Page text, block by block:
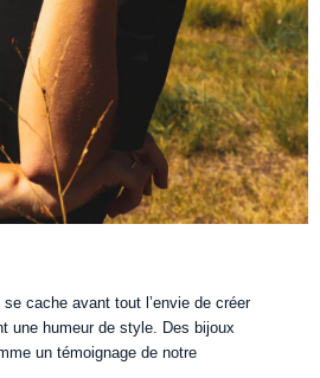
se cache avant tout l’envie de créer
une humeur de style. Des bijoux
un témoignage de notre